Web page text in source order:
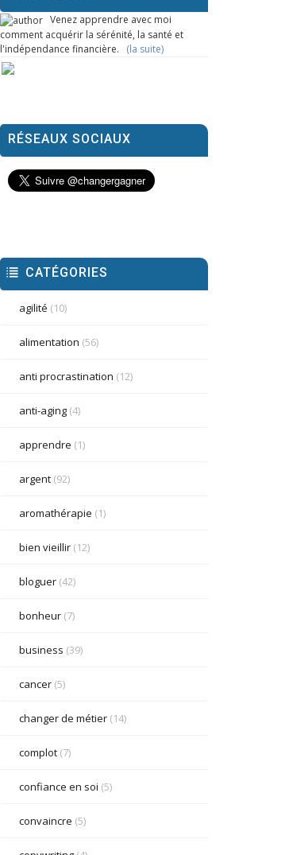
Venez apprendre avec moi
comment acquérir la sérénité, la santé et
l'indépendance financière. (la suite)
RÉSEAUX SOCIAUX
CATÉGORIES
agilité (10)
alimentation (56)
anti procrastination (12)
anti-aging(4)
apprendre (1)
argent(92)
aromathérapie (1)
bien vieillir(12)
bloguer(42)
bonheur(7)
business (39)
cancer(5)
changer de métier(14)
complot(7)
confiance en soi (5)
convaincre (5)